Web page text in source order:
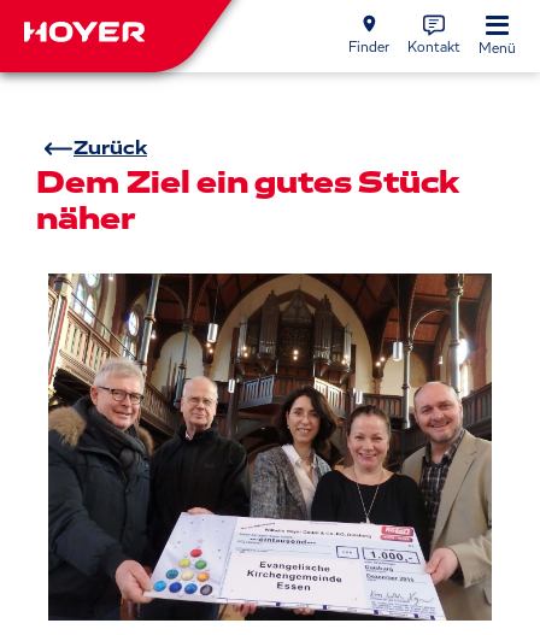
Finder Kontakt Menü
Zurück
Dem Ziel ein gutes Stück
näher